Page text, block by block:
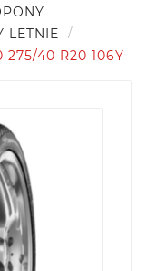
LETNIE
40 R20 106Y